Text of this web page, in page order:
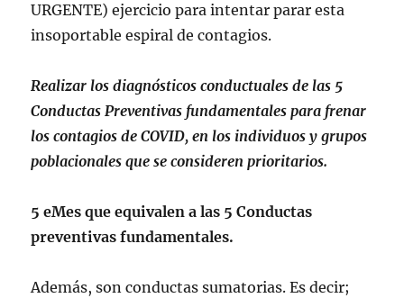
URGENTE) ejercicio para intentar parar esta
insoportable espiral de contagios.
Realizar los diagnósticos conductuales de las 5
Conductas Preventivas fundamentales para frenar
los contagios de COVID, en los individuos y grupos
poblacionales que se consideren prioritarios.
5 eMes que equivalen a las 5 Conductas
preventivas fundamentales.
Además, son conductas sumatorias. Es decir;